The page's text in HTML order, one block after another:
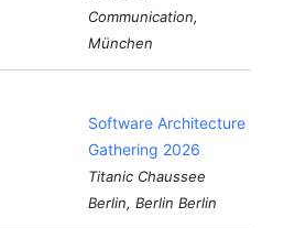
Communication,
München
Software Architecture
Gathering 2026
Titanic Chaussee
Berlin, Berlin Berlin